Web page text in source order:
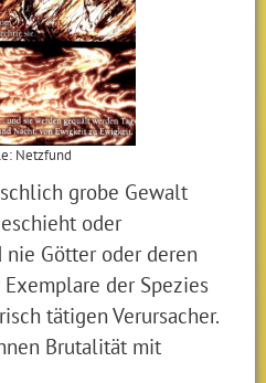
Netzfund
grobe Gewalt
oder
Götter oder deren
der Spezies
tätigen Verursacher.
Brutalität mit